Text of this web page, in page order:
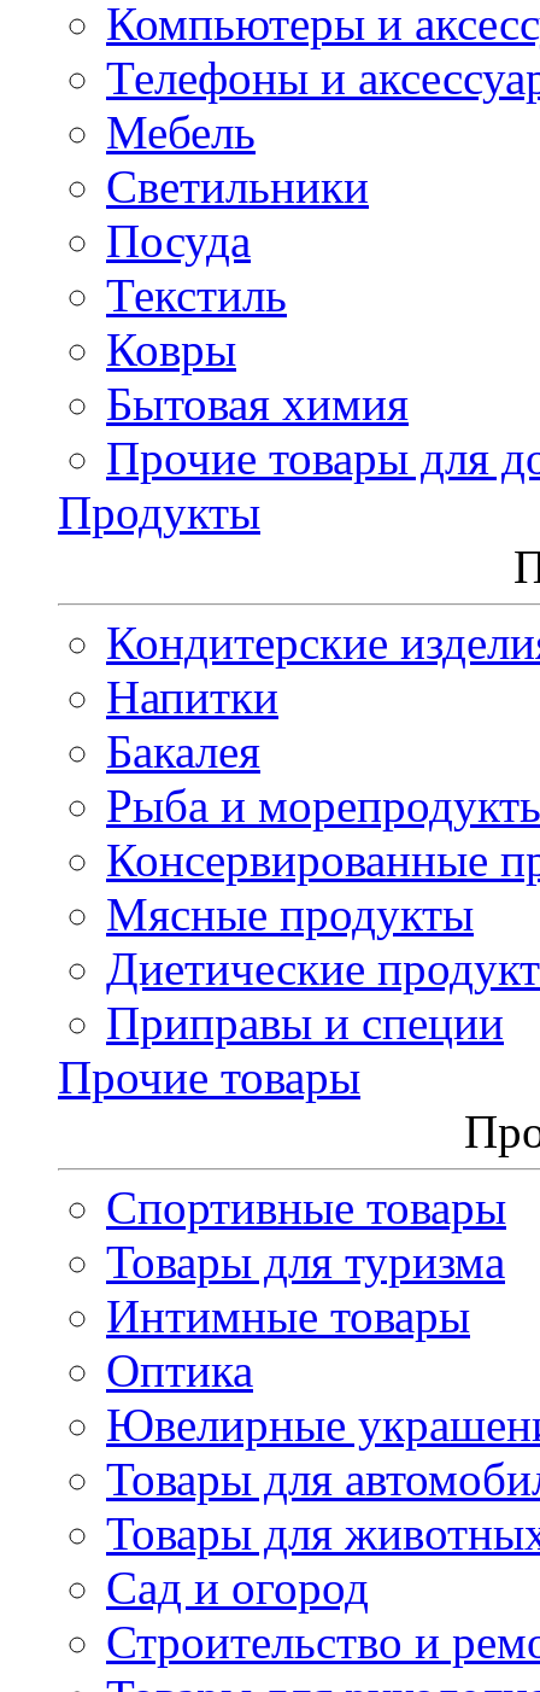
Компьютеры и
Телефоны и
Мебель
Светильники
Посуда
Текстиль
Ковры
Бытовая химия
Прочие товары для
Продукты
Кондитерские
Напитки
Бакалея
Рыба и
Консервированные
Мясные продукты
Диетические
Приправы и специи
Прочие товары
Спортивные товары
Товары для туризма
Интимные товары
Оптика
Ювелирные
Товары для
Товары для
Сад и огород
Строительство и